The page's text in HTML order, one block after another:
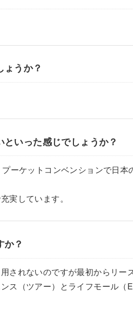
うか？
いった感じでしょうか？
ーケットコンベンションで日本
実しています。
？
されないのですが最初からリー
ス（ツアー）とライフモール（